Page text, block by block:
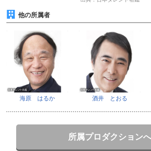
他の所属者
海原 はるか 酒井 とおる
所属プロダクションへ